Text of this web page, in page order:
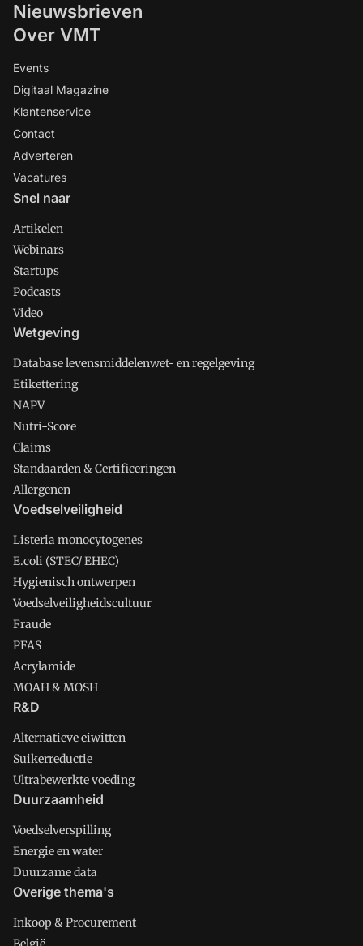
Nieuwsbrieven
Over VMT
Events
Digitaal Magazine
Klantenservice
Contact
Adverteren
Vacatures
Snel naar
Artikelen
Webinars
Startups
Podcasts
Video
Wetgeving
Database levensmiddelenwet- en regelgeving
Etikettering
NAPV
Nutri-Score
Claims
Standaarden & Certificeringen
Allergenen
Voedselveiligheid
Listeria monocytogenes
E.coli (STEC/ EHEC)
Hygienisch ontwerpen
Voedselveiligheidscultuur
Fraude
PFAS
Acrylamide
MOAH & MOSH
R&D
Alternatieve eiwitten
Suikerreductie
Ultrabewerkte voeding
Duurzaamheid
Voedselverspilling
Energie en water
Duurzame data
Overige thema's
Inkoop & Procurement